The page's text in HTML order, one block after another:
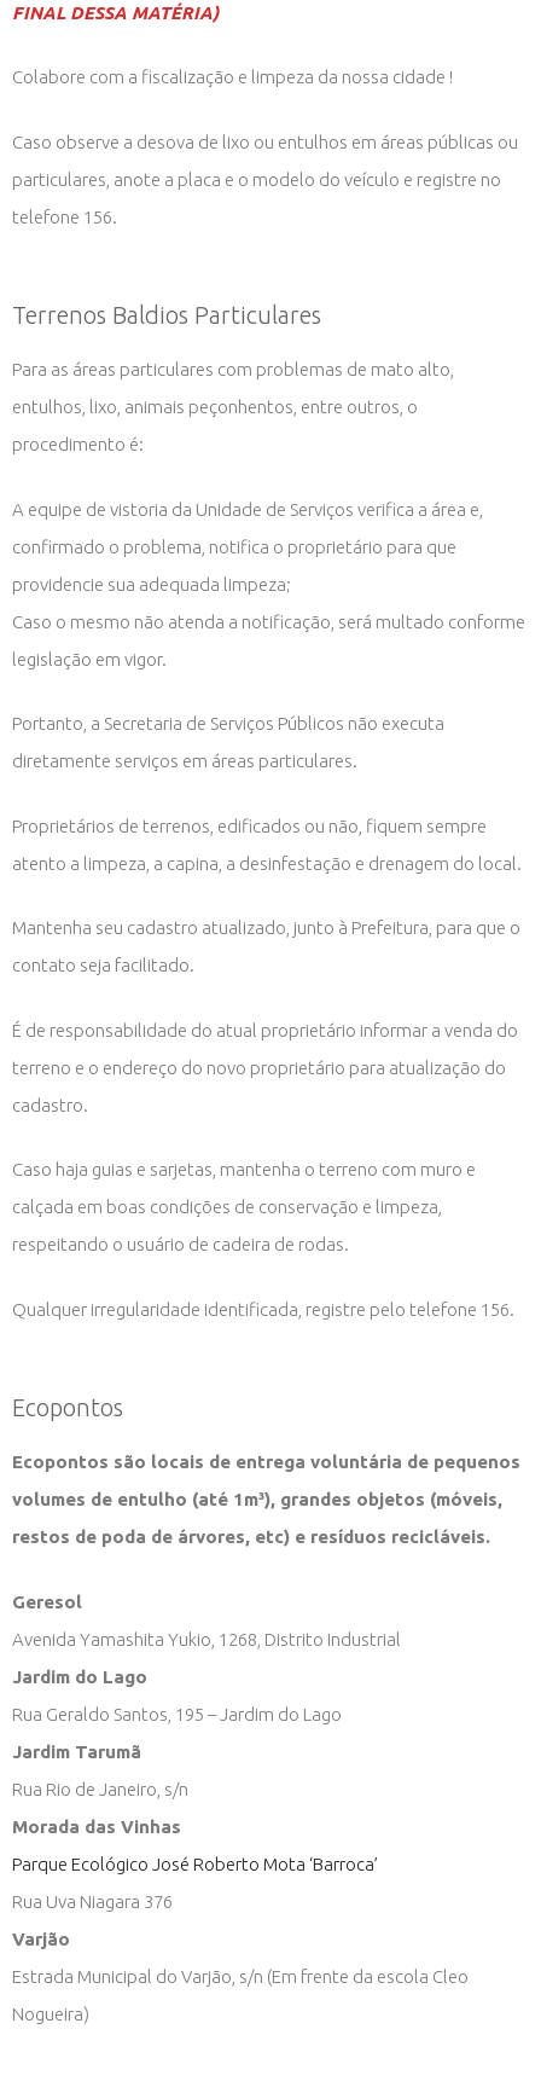
FINAL DESSA MATÉRIA)
Colabore com a fiscalização e limpeza da nossa cidade !
Caso observe a desova de lixo ou entulhos em áreas públicas ou
particulares, anote a placa e o modelo do veículo e registre no
telefone 156.
Terrenos Baldios Particulares
Para as áreas particulares com problemas de mato alto,
entulhos, lixo, animais peçonhentos, entre outros, o
procedimento é:
A equipe de vistoria da Unidade de Serviços verifica a área e,
confirmado o problema, notifica o proprietário para que
providencie sua adequada limpeza;
Caso o mesmo não atenda a notificação, será multado conforme
legislação em vigor.
Portanto, a Secretaria de Serviços Públicos não executa
diretamente serviços em áreas particulares.
Proprietários de terrenos, edificados ou não, fiquem sempre
atento a limpeza, a capina, a desinfestação e drenagem do local.
Mantenha seu cadastro atualizado, junto à Prefeitura, para que o
contato seja facilitado.
É de responsabilidade do atual proprietário informar a venda do
terreno e o endereço do novo proprietário para atualização do
cadastro.
Caso haja guias e sarjetas, mantenha o terreno com muro e
calçada em boas condições de conservação e limpeza,
respeitando o usuário de cadeira de rodas.
Qualquer irregularidade identificada, registre pelo telefone 156.
Ecopontos
Ecopontos são locais de entrega voluntária de pequenos
volumes de entulho (até 1m³), grandes objetos (móveis,
restos de poda de árvores, etc) e resíduos recicláveis.
Geresol
Avenida Yamashita Yukio, 1268, Distrito Industrial
Jardim do Lago
Rua Geraldo Santos, 195 – Jardim do Lago
Jardim Tarumã
Rua Rio de Janeiro, s/n
Morada das Vinhas
Parque Ecológico José Roberto Mota ‘Barroca’
Rua Uva Niagara 376
Varjão
Estrada Municipal do Varjão, s/n (Em frente da escola Cleo
Nogueira)